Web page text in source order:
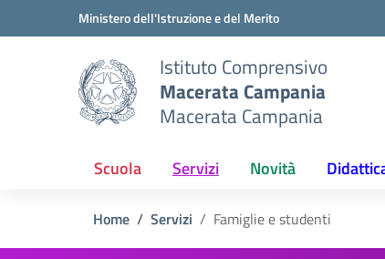
Vai ai contenuti
Vai al menu di navigazioneMinistero dell'Istruzione e del Merito
Istituto Comprensivo
Macerata Campania
Macerata Campania
Scuola Servizi Novità
Home Servizi Famiglie e studenti